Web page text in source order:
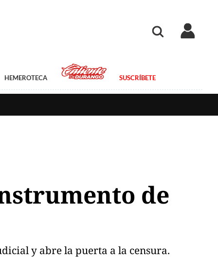
HEMEROTECA SUSCRÍBETE
de
y abre la puerta a la censura.